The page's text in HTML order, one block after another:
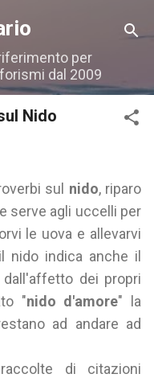
per
dal 2009
Nido
sul nido, riparo
serve agli uccelli per
le uova e allevarvi
nido indica anche il
dei propri
"nido d'amore" la
ad andare ad
di citazioni